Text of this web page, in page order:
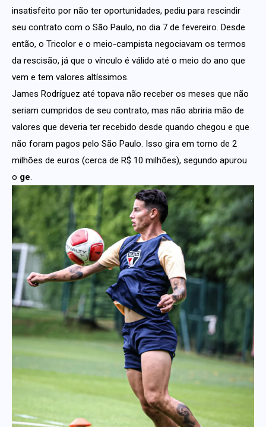
insatisfeito por não ter oportunidades, pediu para rescindir
seu contrato com o São Paulo, no dia 7 de fevereiro. Desde
então, o Tricolor e o meio-campista negociavam os termos
da rescisão, já que o vínculo é válido até o meio do ano que
vem e tem valores altíssimos.
James Rodríguez até topava não receber os meses que não
seriam cumpridos de seu contrato, mas não abriria mão de
valores que deveria ter recebido desde quando chegou e que
não foram pagos pelo São Paulo. Isso gira em torno de 2
milhões de euros (cerca de R$ 10 milhões), segundo apurou
o ge